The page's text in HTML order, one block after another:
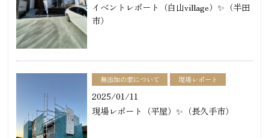
イベントレポート（白山village）✨（半田
市）
無添加の家について 現場レポート
2025/01/11
現場レポート（平屋）✨（長久手市）